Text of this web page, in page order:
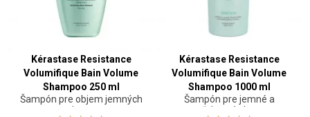
Kérastase Resistance
Volumifique Bain Volume
Shampoo 250 ml
Šampón pre objem jemných
vlasov
Kérastase Resistance
Volumifique Bain Volume
Shampoo 1000 ml
Šampón pre jemné a
zľahnuté vlasy